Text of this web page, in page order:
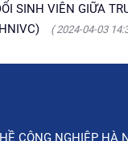
SINH VIÊN GIỮA
( 2024-04-03
CÔNG NGHIỆP HÀ